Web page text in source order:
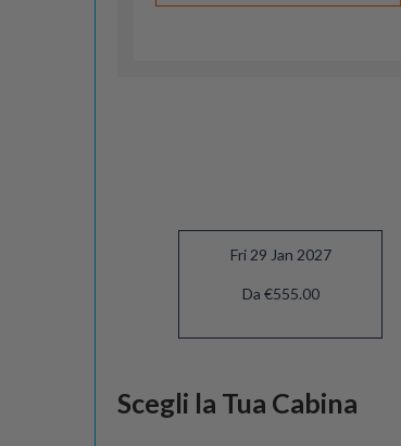
Fri 29 Jan 2027
Da €555.00
Scegli la Tua Cabina